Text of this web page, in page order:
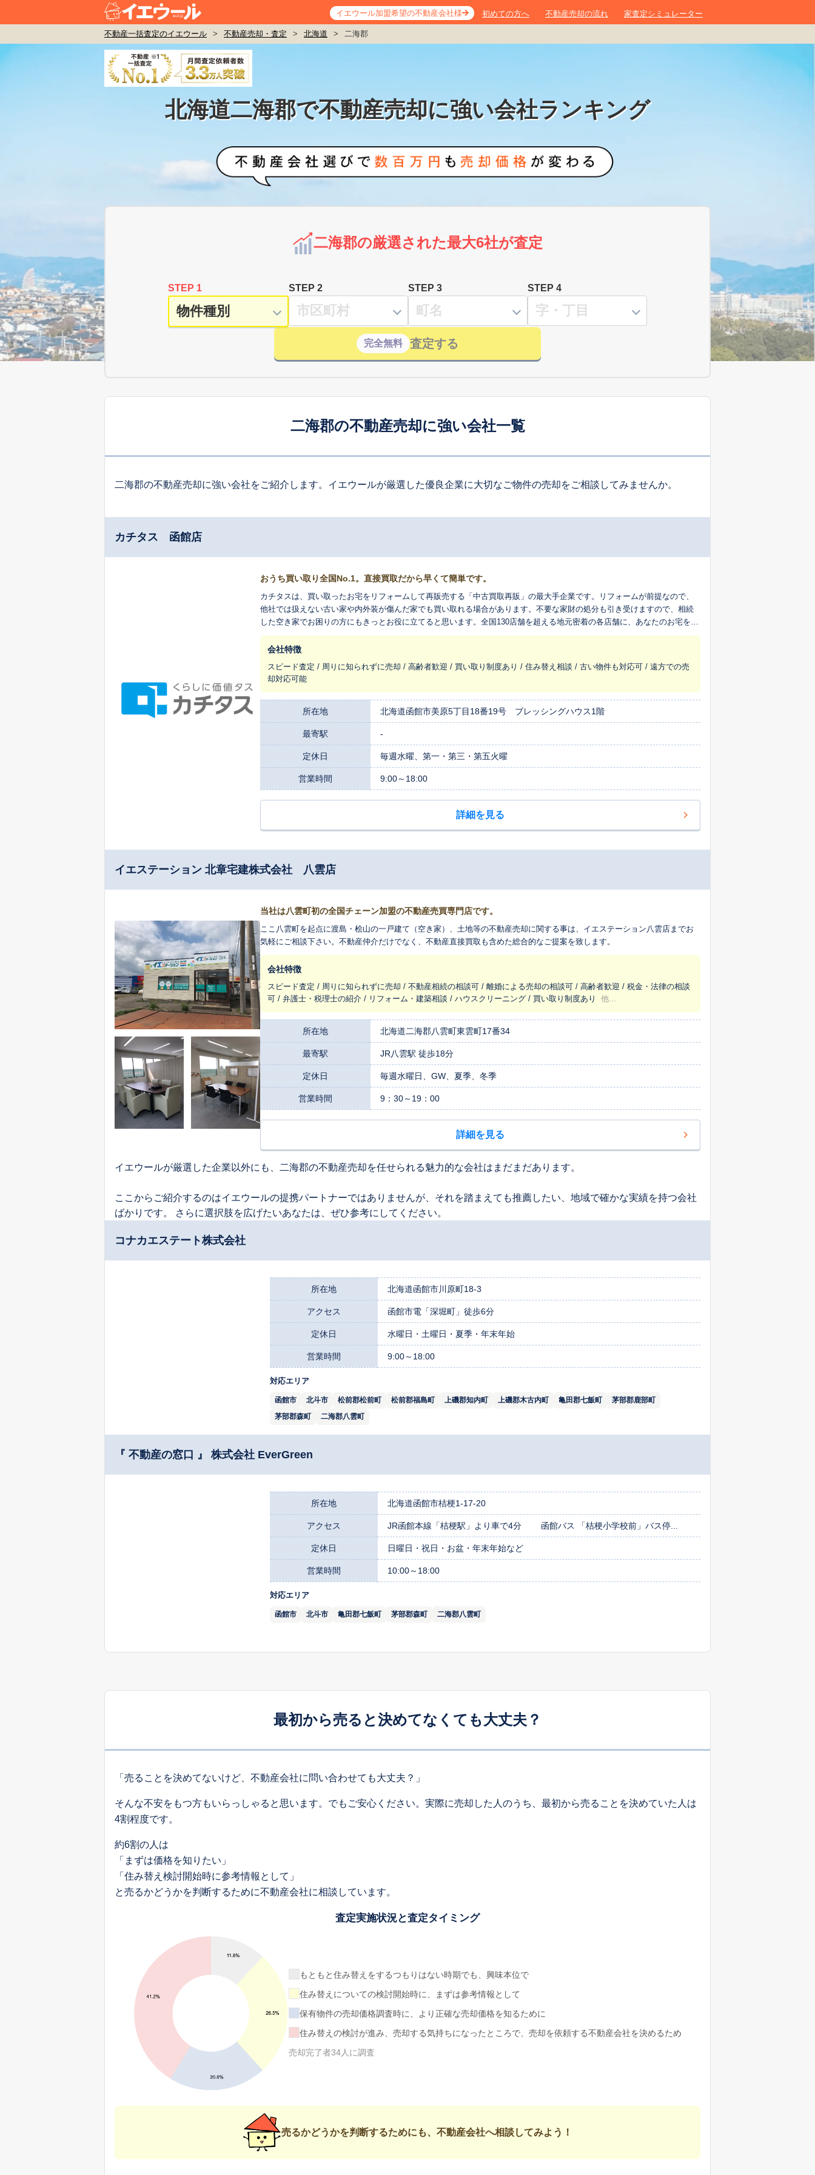
イエウール加盟希望の不動産会社様 初めての方へ 不動産売却の流れ 家査定シミュレーター
不動産一括査定のイエウール > 不動産売却・査定 > 北海道 > 二海郡
北海道二海郡で不動産売却に強い会社ランキング
二海郡の厳選された最大6社が査定
STEP 1 STEP 2 STEP 3 STEP 4
完全無料 査定する
二海郡の不動産売却に強い会社一覧
二海郡の不動産売却に強い会社をご紹介します。イエウールが厳選した優良企業に大切なご物件の売却をご相談してみませんか。
カチタス 函館店
おうち買い取り全国No.1。直接買取だから早くて簡単です。
カチタスは、買い取ったお宅をリフォームして再販売する「中古買取再販」の最大手企業です。リフォームが前提なので、
他社では扱えない古い家や内外装が傷んだ家でも買い取れる場合があります。不要な家財の処分も引き受けますので、相続
した空き家でお困りの方にもきっとお役に立てると思います。全国130店舗を超える地元密着の各店舗に、あなたのお宅を生
まれ変わらせ、長く住みつなぐお手伝いをさせてください。
会社特徴
スピード査定 / 周りに知られずに売却 / 高齢者歓迎 / 買い取り制度あり / 住み替え相談 / 古い物件も対応可 / 遠方での売
却対応可能
所在地 北海道函館市美原5丁目18番19号 ブレッシングハウス1階
最寄駅 -
定休日 毎週水曜、第一・第三・第五火曜
営業時間 9:00～18:00
詳細を見る
イエステーション 北章宅建株式会社 八雲店
当社は八雲町初の全国チェーン加盟の不動産売買専門店です。
ここ八雲町を起点に渡島・桧山の一戸建て（空き家）、土地等の不動産売却に関する事は、イエステーション八雲店までお
気軽にご相談下さい。不動産仲介だけでなく、不動産直接買取も含めた総合的なご提案を致します。
会社特徴
スピード査定 / 周りに知られずに売却 / 不動産相続の相談可 / 離婚による売却の相談可 / 高齢者歓迎 / 税金・法律の相談
可 / 弁護士・税理士の紹介 / リフォーム・建築相談 / ハウスクリーニング / 買い取り制度あり
他...
所在地 北海道二海郡八雲町東雲町17番34
最寄駅 JR八雲駅 徒歩18分
定休日 毎週水曜日、GW、夏季、冬季
営業時間 9：30～19：00
詳細を見る
イエウールが厳選した企業以外にも、二海郡の不動産売却を任せられる魅力的な会社はまだまだあります。
ここからご紹介するのはイエウールの提携パートナーではありませんが、それを踏まえても推薦したい、地域で確かな実績を持つ会社
ばかりです。 さらに選択肢を広げたいあなたは、ぜひ参考にしてください。
コナカエステート株式会社
所在地 北海道函館市川原町18-3
アクセス 函館市電「深堀町」徒歩6分
定休日 水曜日・土曜日・夏季・年末年始
営業時間 9:00～18:00
対応エリア
函館市 北斗市 松前郡松前町 松前郡福島町 上磯郡知内町 上磯郡木古内町 亀田郡七飯町
茅部郡鹿部町
茅部郡森町
二海郡八雲町
『 不動産の窓口 』 株式会社 EverGreen
所在地 北海道函館市桔梗1-17-20
アクセス JR函館本線「桔梗駅」より車で4分 函館バス 「桔梗小学校前」バス停...
定休日 日曜日・祝日・お盆・年末年始など
営業時間 10:00～18:00
対応エリア
函館市 北斗市 亀田郡七飯町 茅部郡森町 二海郡八雲町
最初から売ると決めてなくても大丈夫？
「売ることを決めてないけど、不動産会社に問い合わせても大丈夫？」
そんな不安をもつ方もいらっしゃると思います。でもご安心ください。実際に売却した人のうち、最初から売ることを決めていた人は
4割程度です。
約6割の人は
「まずは価格を知りたい」
「住み替え検討開始時に参考情報として」
と売るかどうかを判断するために不動産会社に相談しています。
査定実施状況と査定タイミング
もともと住み替えをするつもりはない時期でも、興味本位で
住み替えについての検討開始時に、まずは参考情報として
保有物件の売却価格調査時に、より正確な売却価格を知るために
住み替えの検討が進み、売却する気持ちになったところで、売却を依頼する不動産会社を決めるため
売却完了者34人に調査
売るかどうかを判断するためにも、不動産会社へ相談してみよう！